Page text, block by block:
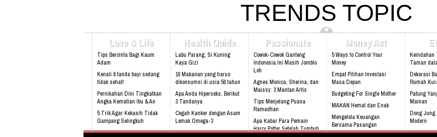
4080 Email: lasarina@athinadolls.com
Bbm: 7CD899C3 Addresh: Darmawan
Park, Jl. Raya Babakan Madang No. 99
www.athinadolls.com We Bring Happiness
To All Children !! Cinta Batik Cinta Negri
Ku Indonesia !! Klik Di Sini Untuk Menuju
Website Kami
Darmawan Park Gate 1, Jl. Raya Babakan
Madang No. 99 Sentul, 16810.
Web:www.rukunseniorliving.com
TRENDS TOPIC
Love & Life
Tips Bercinta Bagi Kaum
Adam
Kenali 8 tanda bayi sedang
tidak sehat!
Pernikahan Dini Tingkatkan
Angka Kematian Ibu & An
5 Trik Agar Kekasih Tidak
Gampang Selingkuh
Sering Mengalami Mimpi
Health Guide
Labu Parang, Si Kuning
Kaya Gizi
10 Makanan yang harus
dikonsumsi di usia 50 tahun
Apa Anda Hiperseks, Berikut
3 Tandanya
Cegah Kanker dengan Asam
Lemak Omega-3
Bahaya Mendengkur
Passionate
Cowok-Cowok Ganteng
Indonesia Ini Masih Jomblo
Loh
Agnes Monica, Sherina, dan
Maissy: 3 Mantan Artis
Tips Menjelang Puasa
Ramadhan
Apa Kabar Para Pemain
Harry Potter Setelah Tumbuh
Money Act
5 Ways to Control Your
Money
Empat Pilihan Investasi
Masa Depan
Budgeting For Single Mother
MAKAN Hemat dan Enak
Mengelola Keuangan
Bersama Pasangan
Keindahan
Taman
Dekorasi
Rumah
Patung
Mainan
Dong
Modern
Audi S3,